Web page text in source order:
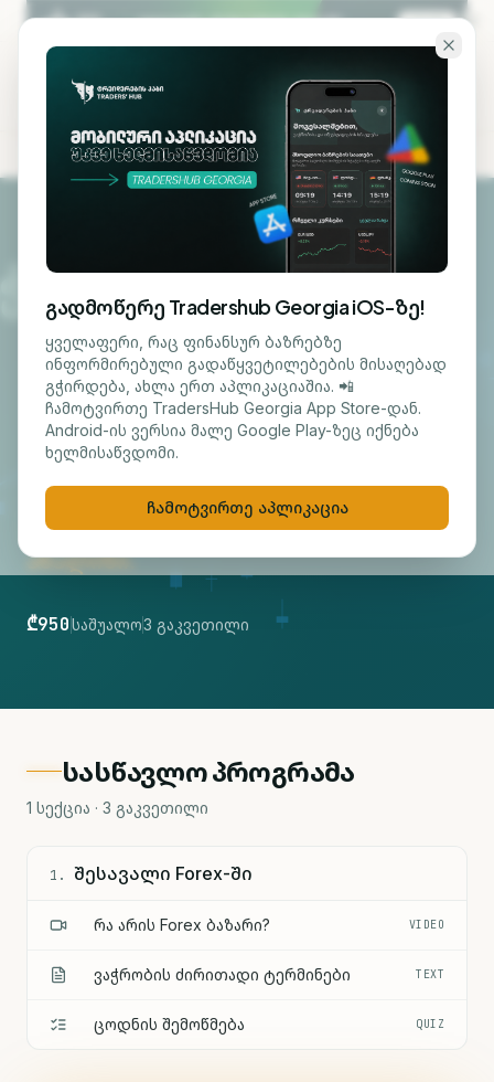
გადადი ძირითად შინაარსზე
KA EN
კურსები
ᲕᲐᲭᲠᲝᲑᲐ
ონლაინი ახალი
Forex ვაჭრობა
სავალუტო ბაზრებზე ვაჭრობის
ფუნდამენტური და ტექნიკური
ანალიზი.
₾950Საშუალო3 გაკვეთილი
სასწავლო პროგრამა
1 სექცია · 3 გაკვეთილი
1 . შესავალი Forex-ში
რა არის Forex ბაზარი? VIDEO
ვაჭრობის ძირითადი ტერმინები TEXT
ცოდნის შემოწმება QUIZ
გადმოწერე Tradershub Georgia iOS-ზე!
ყველაფერი, რაც ფინანსურ ბაზრებზე
ინფორმირებული გადაწყვეტილებების მისაღებად
გჭირდება, ახლა ერთ აპლიკაციაშია. 📲
ჩამოტვირთე TradersHub Georgia App Store-დან.
Android-ის ვერსია მალე Google Play-ზეც იქნება
ხელმისაწვდომი.
ჩამოტვირთე აპლიკაცია